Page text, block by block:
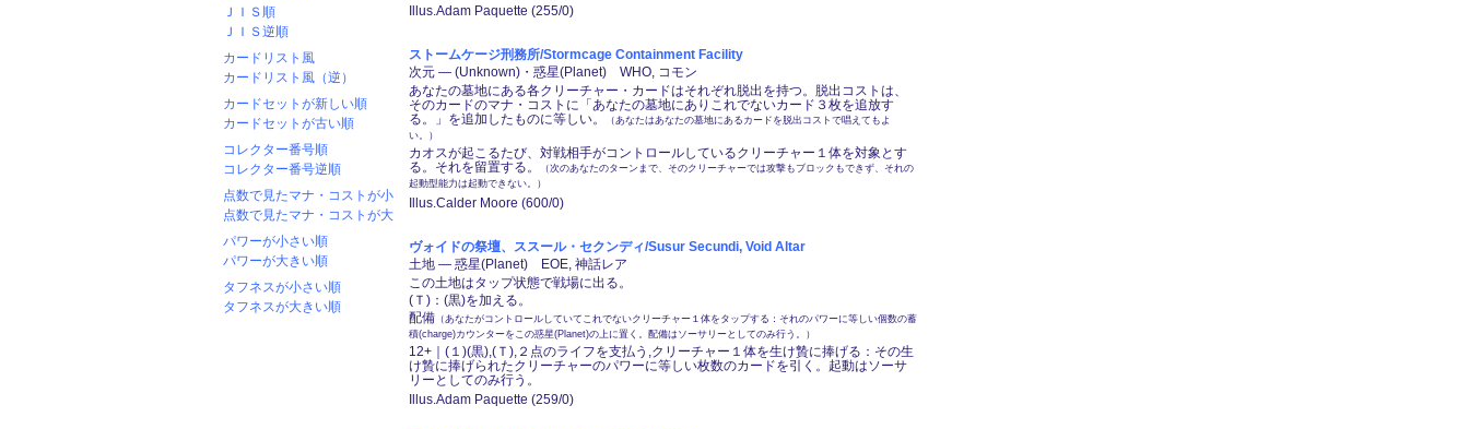
ＪＩＳ順
ＪＩＳ逆順
カードリスト風
カードリスト風（逆）
カードセットが新しい順
カードセットが古い順
コレクター番号順
コレクター番号逆順
点数で見たマナ・コストが小
点数で見たマナ・コストが大
パワーが小さい順
パワーが大きい順
タフネスが小さい順
タフネスが大きい順
Illus.Adam Paquette (255/0)
ストームケージ刑務所/Stormcage Containment Facility
次元 ― (Unknown)・惑星(Planet) WHO, コモン
あなたの墓地にある各クリーチャー・カードはそれぞれ脱出を持つ。脱出コストは、
そのカードのマナ・コストに「あなたの墓地にありこれでないカード３枚を追放す
る。」を追加したものに等しい。
（あなたはあなたの墓地にあるカードを脱出コストで唱えてもよ
い。）
カオスが起こるたび、対戦相手がコントロールしているクリーチャー１体を対象とす
る。それを留置する。
（次のあなたのターンまで、そのクリーチャーでは攻撃もブロックもできず、それの
起動型能力は起動できない。）
Illus.Calder Moore (600/0)
ヴォイドの祭壇、ススール・セクンディ/Susur Secundi, Void Altar
土地 ― 惑星(Planet) EOE, 神話レア
この土地はタップ状態で戦場に出る。
(Ｔ)：(黒)を加える。
配備 （あなたがコントロールしていてこれでないクリーチャー１体をタップする：それのパワーに等しい個数の蓄
積(charge)カウンターをこの惑星(Planet)の上に置く。配備はソーサリーとしてのみ行う。）
12+｜(１)(黒),(Ｔ),２点のライフを支払う,クリーチャー１体を生け贄に捧げる：その生
け贄に捧げられたクリーチャーのパワーに等しい枚数のカードを引く。起動はソーサ
リーとしてのみ行う。
Illus.Adam Paquette (259/0)